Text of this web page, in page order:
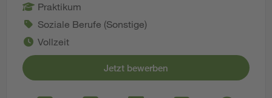
Praktikum
Soziale Berufe (Sonstige)
Vollzeit
Jetzt bewerben